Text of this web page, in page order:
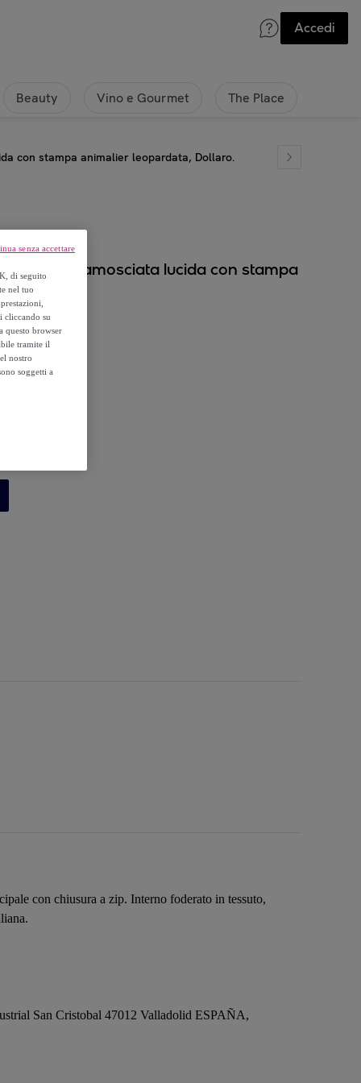
Accedi
Beauty Vino e Gourmet The Place
con stampa animalier leopardata, Dollaro.
pelle scamosciata lucida con stampa
con chiusura a zip. Interno foderato in tessuto,
San Cristobal 47012 Valladolid ESPAÑA,
di seguito
nel tuo
cliccando su
questo browser
tramite il
nostro
soggetti a
senza accettare